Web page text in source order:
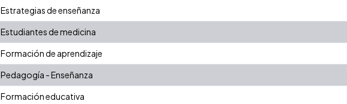
Estrategias de enseñanza
Estudiantes de medicina
Formación de aprendizaje
Pedagogía - Enseñanza
Formación educativa